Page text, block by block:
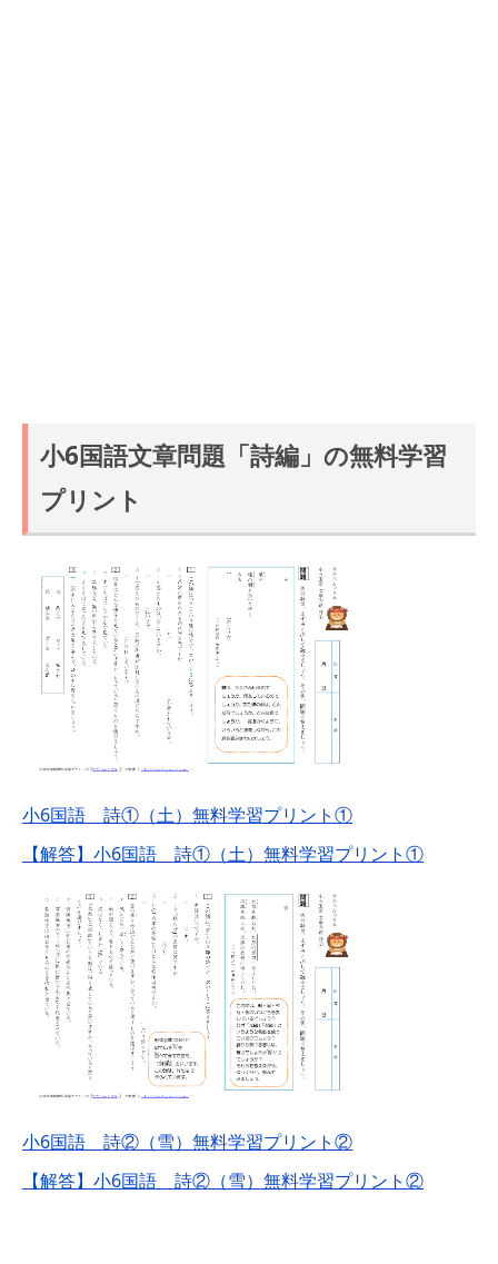
小6国語文章問題「詩編」の無料学習
プリント
小6国語 詩①（土）無料学習プリント①
【解答】小6国語 詩①（土）無料学習プリント①
小6国語 詩②（雪）無料学習プリント②
【解答】小6国語 詩②（雪）無料学習プリント②